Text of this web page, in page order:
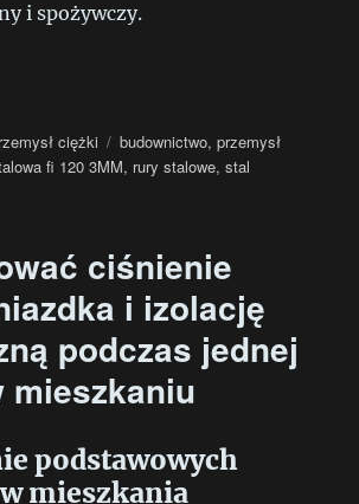
i spożywczy.
ciężki Tagi
budownictwo,przemysł
fi 120 3MM, rury stalowe,stal
ciśnienie
i izolację
podczas jednej
mieszkaniu
podstawowych
mieszkania